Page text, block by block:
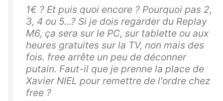
1€ ? Et puis quoi encore ? Pourquoi pas 2,
3, 4 ou 5...? Si je dois regarder du Replay
M6, ça sera sur le PC, sur tablette ou aux
heures gratuites sur la TV, non mais des
fois. free arrête un peu de déconner
putain. Faut-il que je prenne la place de
Xavier NIEL pour remettre de l'ordre chez
free ?